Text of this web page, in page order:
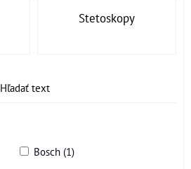
Stetoskopy
Hľadať text
Bosch (1)